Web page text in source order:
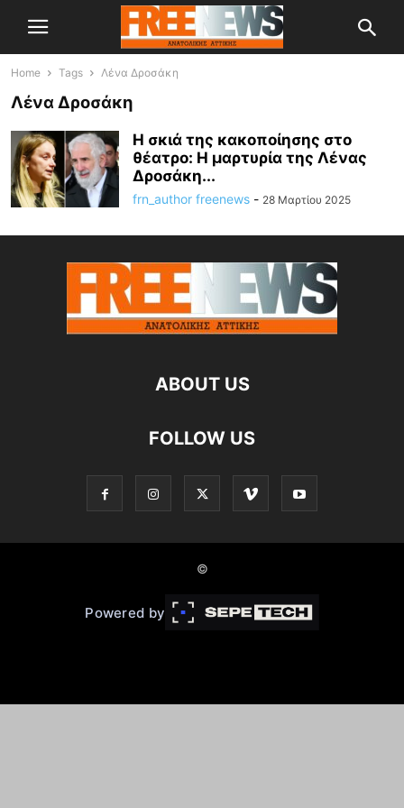
Home Tags Λένα Δροσάκη
Λένα Δροσάκη
Η σκιά της κακοποίησης στο
θέατρο: Η μαρτυρία της Λένας
Δροσάκη...
frn_author freenews - 28 Μαρτίου 2025
ABOUT US
FOLLOW US
©
Powered by